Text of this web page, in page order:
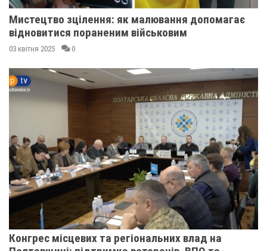
Мистецтво зцілення: як малювання допомагає
відновитися пораненим військовим
03 квітня 2025 0
Конгрес місцевих та регіональних влад на